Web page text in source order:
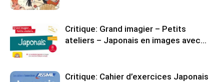
Critique: Grand imagier – Petits
ateliers – Japonais en images avec…
Critique: Cahier d’exercices Japonais